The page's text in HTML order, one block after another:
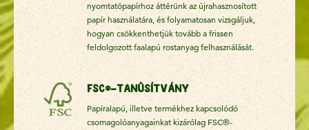
nyomtatópapírhoz áttérünk az újrahasznosított
papír használatára, és folyamatosan vizsgáljuk,
hogyan csökkenthetjük tovább a frissen
feldolgozott faalapú rostanyag felhasználását.
FSC®-tanúsítvány
Papíralapú, illetve termékhez kapcsolódó
csomagolóanyagainkat kizárólag FSC®-